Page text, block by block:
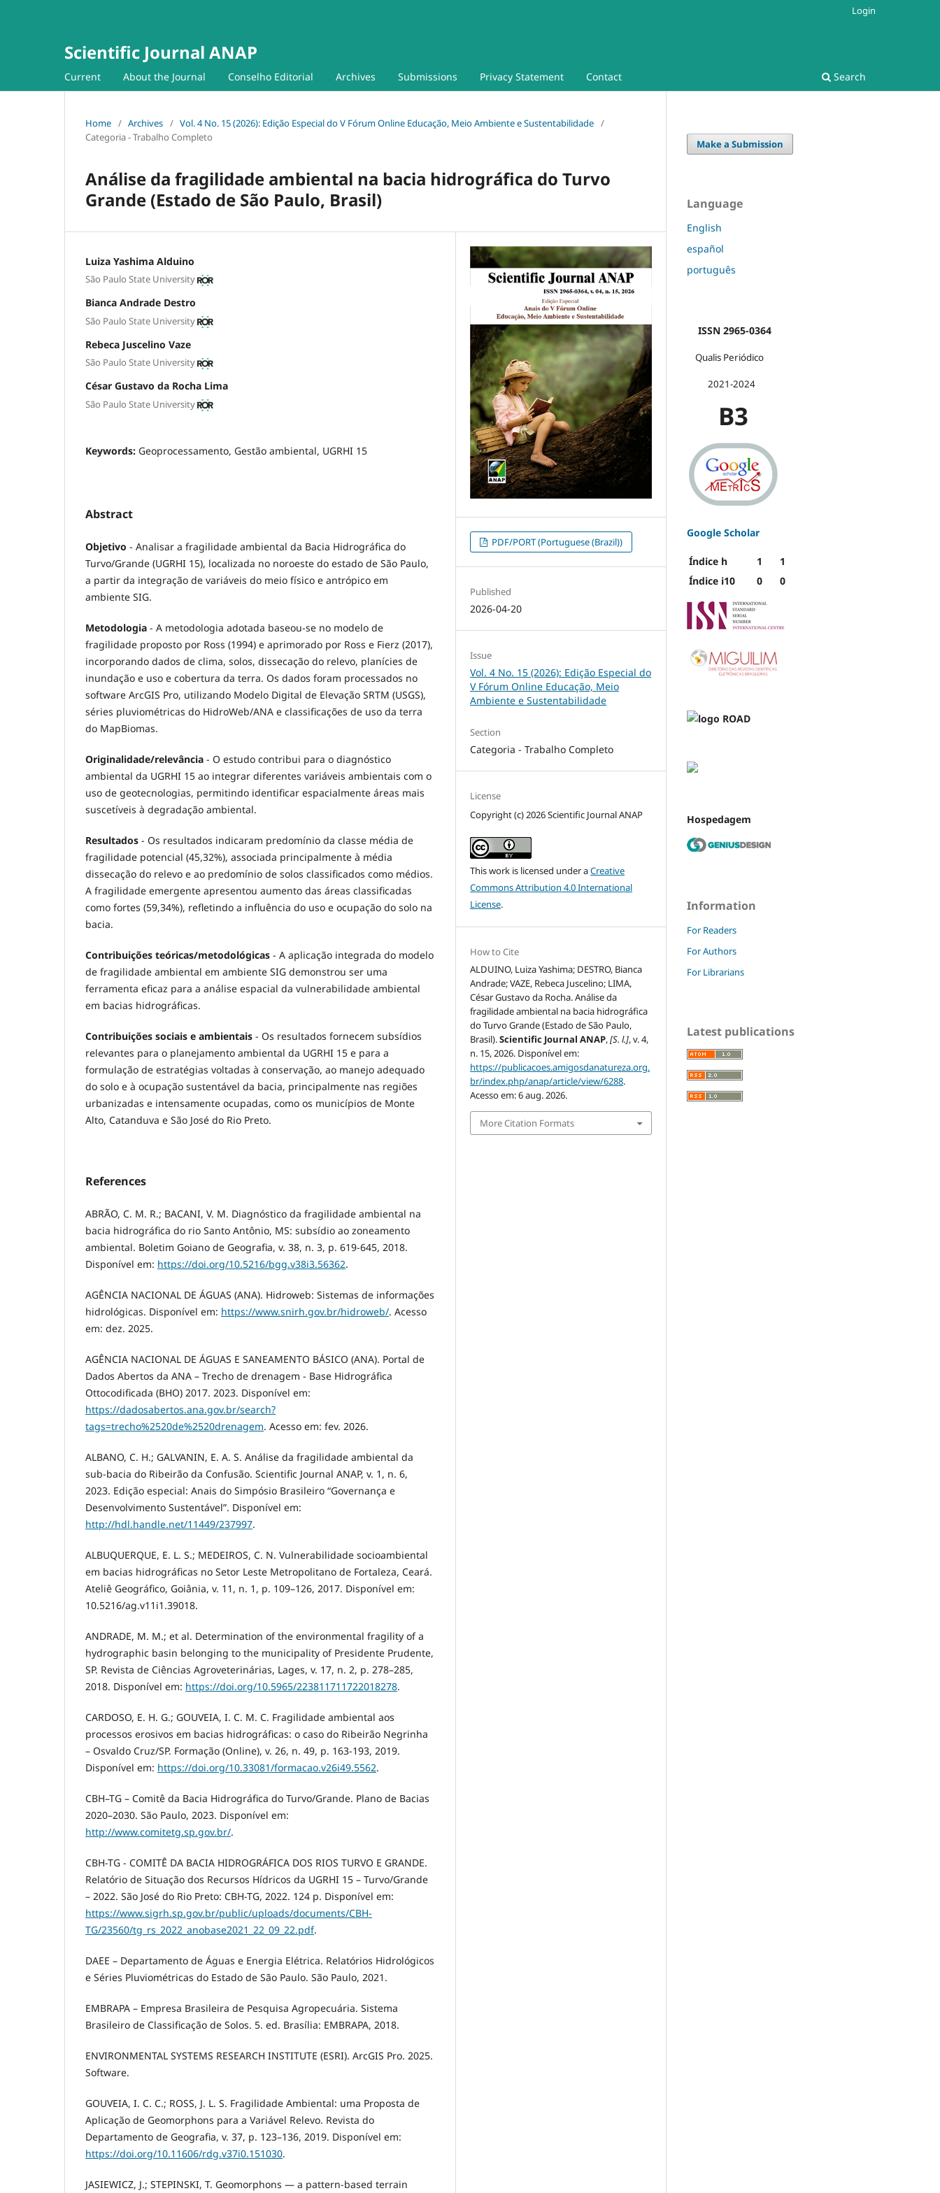
Scientific Journal ANAP
Current About the Journal Conselho Editorial Archives Submissions Privacy Statement Contact Search
Login
Home / Archives / Vol. 4 No. 15 (2026): Edição Especial do V Fórum Online Educação, Meio Ambiente e Sustentabilidade /
Categoria - Trabalho Completo
Análise da fragilidade ambiental na bacia hidrográfica do Turvo
Grande (Estado de São Paulo, Brasil)
Luiza Yashima Alduino
São Paulo State University
Bianca Andrade Destro
São Paulo State University
Rebeca Juscelino Vaze
São Paulo State University
César Gustavo da Rocha Lima
São Paulo State University
Keywords: Geoprocessamento, Gestão ambiental, UGRHI 15
Abstract
Objetivo - Analisar a fragilidade ambiental da Bacia Hidrográfica do
Turvo/Grande (UGRHI 15), localizada no noroeste do estado de São Paulo,
a partir da integração de variáveis do meio físico e antrópico em
ambiente SIG.
Metodologia - A metodologia adotada baseou-se no modelo de
fragilidade proposto por Ross (1994) e aprimorado por Ross e Fierz (2017),
incorporando dados de clima, solos, dissecação do relevo, planícies de
inundação e uso e cobertura da terra. Os dados foram processados no
software ArcGIS Pro, utilizando Modelo Digital de Elevação SRTM (USGS),
séries pluviométricas do HidroWeb/ANA e classificações de uso da terra
do MapBiomas.
Originalidade/relevância - O estudo contribui para o diagnóstico
ambiental da UGRHI 15 ao integrar diferentes variáveis ambientais com o
uso de geotecnologias, permitindo identificar espacialmente áreas mais
suscetíveis à degradação ambiental.
Resultados - Os resultados indicaram predomínio da classe média de
fragilidade potencial (45,32%), associada principalmente à média
dissecação do relevo e ao predomínio de solos classificados como médios.
A fragilidade emergente apresentou aumento das áreas classificadas
como fortes (59,34%), refletindo a influência do uso e ocupação do solo na
bacia.
Contribuições teóricas/metodológicas - A aplicação integrada do modelo
de fragilidade ambiental em ambiente SIG demonstrou ser uma
ferramenta eficaz para a análise espacial da vulnerabilidade ambiental
em bacias hidrográficas.
Contribuições sociais e ambientais - Os resultados fornecem subsídios
relevantes para o planejamento ambiental da UGRHI 15 e para a
formulação de estratégias voltadas à conservação, ao manejo adequado
do solo e à ocupação sustentável da bacia, principalmente nas regiões
urbanizadas e intensamente ocupadas, como os municípios de Monte
Alto, Catanduva e São José do Rio Preto.
References
ABRÃO, C. M. R.; BACANI, V. M. Diagnóstico da fragilidade ambiental na
bacia hidrográfica do rio Santo Antônio, MS: subsídio ao zoneamento
ambiental. Boletim Goiano de Geografia, v. 38, n. 3, p. 619-645, 2018.
Disponível em: https://doi.org/10.5216/bgg.v38i3.56362.
AGÊNCIA NACIONAL DE ÁGUAS (ANA). Hidroweb: Sistemas de informações
hidrológicas. Disponível em: https://www.snirh.gov.br/hidroweb/. Acesso
em: dez. 2025.
AGÊNCIA NACIONAL DE ÁGUAS E SANEAMENTO BÁSICO (ANA). Portal de
Dados Abertos da ANA – Trecho de drenagem - Base Hidrográfica
Ottocodificada (BHO) 2017. 2023. Disponível em:
https://dadosabertos.ana.gov.br/search?
tags=trecho%2520de%2520drenagem. Acesso em: fev. 2026.
ALBANO, C. H.; GALVANIN, E. A. S. Análise da fragilidade ambiental da
sub-bacia do Ribeirão da Confusão. Scientific Journal ANAP, v. 1, n. 6,
2023. Edição especial: Anais do Simpósio Brasileiro “Governança e
Desenvolvimento Sustentável”. Disponível em:
http://hdl.handle.net/11449/237997.
ALBUQUERQUE, E. L. S.; MEDEIROS, C. N. Vulnerabilidade socioambiental
em bacias hidrográficas no Setor Leste Metropolitano de Fortaleza, Ceará.
Ateliê Geográfico, Goiânia, v. 11, n. 1, p. 109–126, 2017. Disponível em:
10.5216/ag.v11i1.39018.
ANDRADE, M. M.; et al. Determination of the environmental fragility of a
hydrographic basin belonging to the municipality of Presidente Prudente,
SP. Revista de Ciências Agroveterinárias, Lages, v. 17, n. 2, p. 278–285,
2018. Disponível em: https://doi.org/10.5965/223811711722018278.
CARDOSO, E. H. G.; GOUVEIA, I. C. M. C. Fragilidade ambiental aos
processos erosivos em bacias hidrográficas: o caso do Ribeirão Negrinha
– Osvaldo Cruz/SP. Formação (Online), v. 26, n. 49, p. 163-193, 2019.
Disponível em: https://doi.org/10.33081/formacao.v26i49.5562.
CBH–TG – Comitê da Bacia Hidrográfica do Turvo/Grande. Plano de Bacias
2020–2030. São Paulo, 2023. Disponível em:
http://www.comitetg.sp.gov.br/.
CBH-TG - COMITÊ DA BACIA HIDROGRÁFICA DOS RIOS TURVO E GRANDE.
Relatório de Situação dos Recursos Hídricos da UGRHI 15 – Turvo/Grande
– 2022. São José do Rio Preto: CBH-TG, 2022. 124 p. Disponível em:
https://www.sigrh.sp.gov.br/public/uploads/documents/CBH-
TG/23560/tg_rs_2022_anobase2021_22_09_22.pdf.
DAEE – Departamento de Águas e Energia Elétrica. Relatórios Hidrológicos
e Séries Pluviométricas do Estado de São Paulo. São Paulo, 2021.
EMBRAPA – Empresa Brasileira de Pesquisa Agropecuária. Sistema
Brasileiro de Classificação de Solos. 5. ed. Brasília: EMBRAPA, 2018.
ENVIRONMENTAL SYSTEMS RESEARCH INSTITUTE (ESRI). ArcGIS Pro. 2025.
Software.
GOUVEIA, I. C. C.; ROSS, J. L. S. Fragilidade Ambiental: uma Proposta de
Aplicação de Geomorphons para a Variável Relevo. Revista do
Departamento de Geografia, v. 37, p. 123–136, 2019. Disponível em:
https://doi.org/10.11606/rdg.v37i0.151030.
JASIEWICZ, J.; STEPINSKI, T. Geomorphons — a pattern-based terrain
PDF/PORT (Portuguese (Brazil))
Published
2026-04-20
Issue
Vol. 4 No. 15 (2026): Edição Especial do
V Fórum Online Educação, Meio
Ambiente e Sustentabilidade
Section
Categoria - Trabalho Completo
License
Copyright (c) 2026 Scientific Journal ANAP
This work is licensed under aCreative
Commons Attribution 4.0 International
License.
How to Cite
ALDUINO, Luiza Yashima; DESTRO, Bianca
Andrade; VAZE, Rebeca Juscelino; LIMA,
César Gustavo da Rocha. Análise da
fragilidade ambiental na bacia hidrográfica
do Turvo Grande (Estado de São Paulo,
Brasil).Scientific Journal ANAP,[S. l.], v. 4,
n. 15, 2026. Disponível em:
https://publicacoes.amigosdanatureza.org.
br/index.php/anap/article/view/6288.
Acesso em: 6 aug. 2026.
More Citation Formats
Make a Submission
Language
English
español
português
ISSN 2965-0364
Qualis Periódico
2021-2024
B3
Google Scholar
Índice h 1
1
Índice i10
0 0
Hospedagem
Information
For Readers
For Authors
For Librarians
Latest publications